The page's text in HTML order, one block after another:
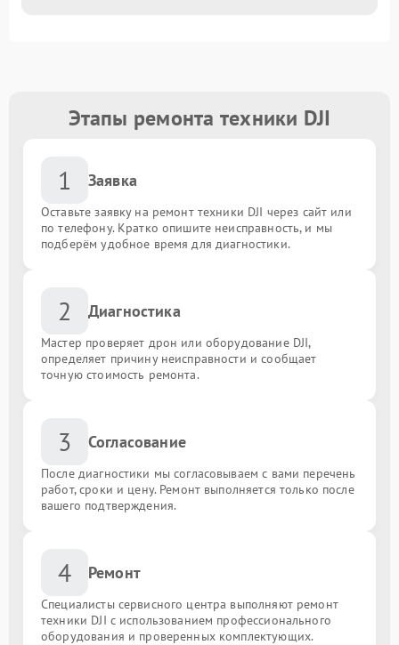
Этапы ремонта техники DJI
1 Заявка
Оставьте заявку на ремонт техники DJI через сайт или
по телефону. Кратко опишите неисправность, и мы
подберём удобное время для диагностики.
2 Диагностика
Мастер проверяет дрон или оборудование DJI,
определяет причину неисправности и сообщает
точную стоимость ремонта.
3 Согласование
После диагностики мы согласовываем с вами перечень
работ, сроки и цену. Ремонт выполняется только после
вашего подтверждения.
4 Ремонт
Специалисты сервисного центра выполняют ремонт
техники DJI с использованием профессионального
оборудования и проверенных комплектующих.